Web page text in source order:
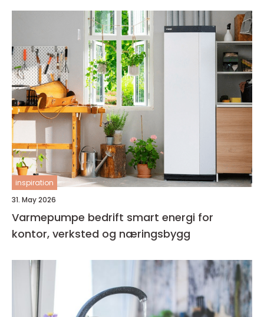
inspiration
31. May 2026
Varmepumpe bedrift smart energi for
kontor, verksted og næringsbygg